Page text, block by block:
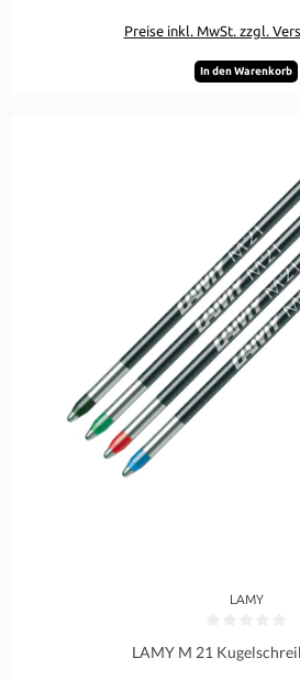
Preise inkl. MwSt. zzgl.
In den Warenkorb
LAMY
LAMY M 21